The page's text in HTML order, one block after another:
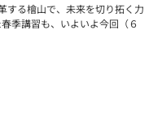
する檜山で、未来を切り拓く力
季講習も、いよいよ今回（６